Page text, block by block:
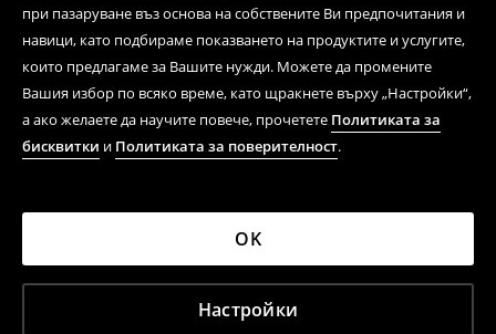
при пазаруване въз основа на собствените Ви предпочитания и
навици, като подбираме показването на продуктите и услугите,
които предлагаме за Вашите нужди. Можете да промените
Вашия избор по всяко време, като щракнете върху „Настройки“,
а ако желаете да научите повече, прочетете Политиката за
бисквитки и Политиката за поверителност.
Настройки
OK